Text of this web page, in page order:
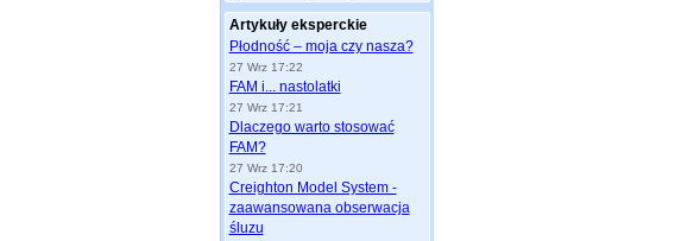
Artykuły eksperckie
Płodność – moja czy nasza?
27 Wrz 17:22
FAM i... nastolatki
27 Wrz 17:21
Dlaczego warto stosować
FAM?
27 Wrz 17:20
Creighton Model System -
zaawansowana obserwacja
śluzu